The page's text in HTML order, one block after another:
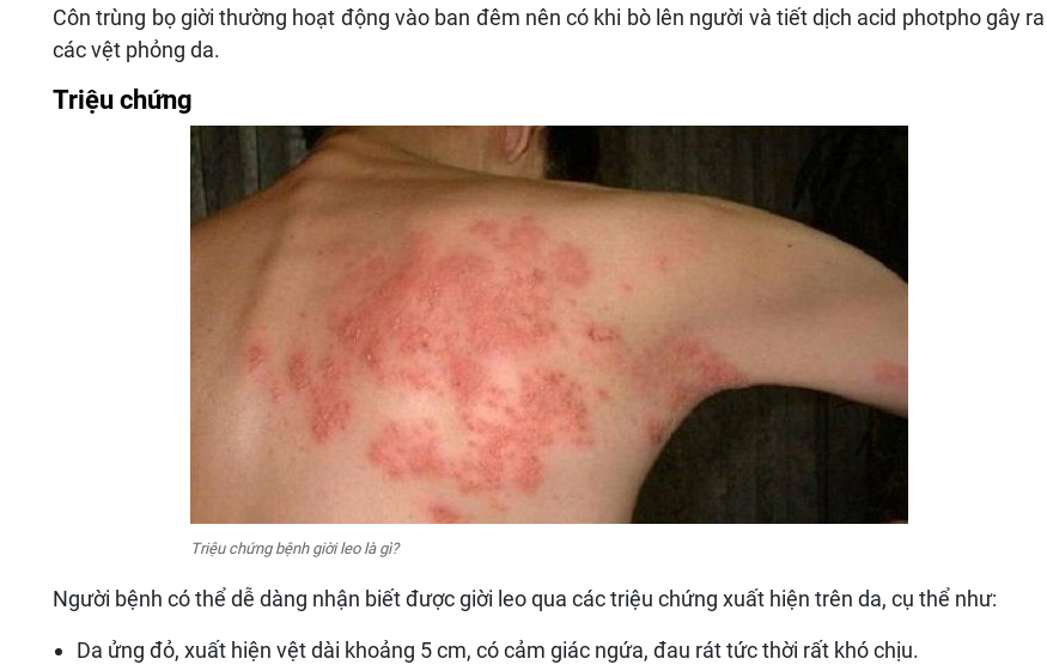
Côn trùng bọ giời thường hoạt động vào ban đêm nên có khi bò lên người và tiết dịch acid photpho gây ra
các vệt phỏng da.
Triệu chứng
Triệu chứng bệnh giời leo là gì?
Người bệnh có thể dễ dàng nhận biết được giời leo qua các triệu chứng xuất hiện trên da, cụ thể như:
Da ửng đỏ, xuất hiện vệt dài khoảng 5 cm, có cảm giác ngứa, đau rát tức thời rất khó chịu.